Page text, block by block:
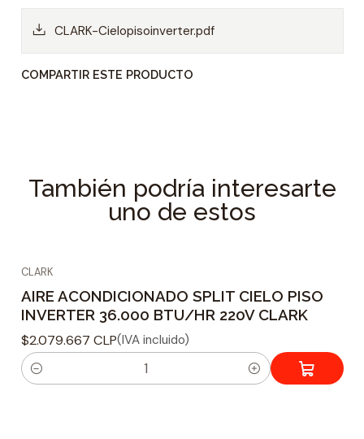
CLARK-Cielopisoinverter.pdf
COMPARTIR ESTE PRODUCTO
También podría interesarte
uno de estos
CLARK
AIRE ACONDICIONADO SPLIT CIELO PISO
INVERTER 36.000 BTU/HR 220V CLARK
$2.079.667 CLP(IVA incluido)
C